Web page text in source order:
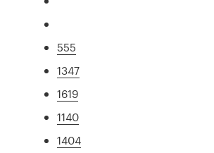
555
1347
1619
1140
1404